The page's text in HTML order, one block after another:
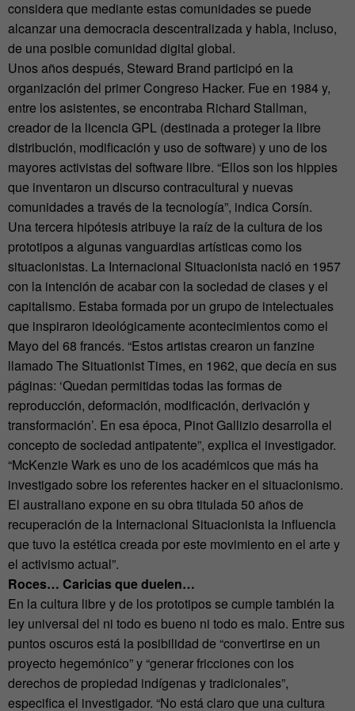
considera que mediante estas comunidades se puede
alcanzar una democracia descentralizada y habla, incluso,
de una posible comunidad digital global.
Unos años después, Steward Brand participó en la
organización del primer Congreso Hacker. Fue en 1984 y,
entre los asistentes, se encontraba Richard Stallman,
creador de la licencia GPL (destinada a proteger la libre
distribución, modificación y uso de software) y uno de los
mayores activistas del software libre. “Ellos son los hippies
que inventaron un discurso contracultural y nuevas
comunidades a través de la tecnología”, indica Corsín.
Una tercera hipótesis atribuye la raíz de la cultura de los
prototipos a algunas vanguardias artísticas como los
situacionistas. La Internacional Situacionista nació en 1957
con la intención de acabar con la sociedad de clases y el
capitalismo. Estaba formada por un grupo de intelectuales
que inspiraron ideológicamente acontecimientos como el
Mayo del 68 francés. “Estos artistas crearon un fanzine
llamado The Situationist Times, en 1962, que decía en sus
páginas: ‘Quedan permitidas todas las formas de
reproducción, deformación, modificación, derivación y
transformación’. En esa época, Pinot Gallizio desarrolla el
concepto de sociedad antipatente”, explica el investigador.
“McKenzie Wark es uno de los académicos que más ha
investigado sobre los referentes hacker en el situacionismo.
El australiano expone en su obra titulada 50 años de
recuperación de la Internacional Situacionista la influencia
que tuvo la estética creada por este movimiento en el arte y
el activismo actual”.
Roces… Caricias que duelen…
En la cultura libre y de los prototipos se cumple también la
ley universal del ni todo es bueno ni todo es malo. Entre sus
puntos oscuros está la posibilidad de “convertirse en un
proyecto hegemónico” y “generar fricciones con los
derechos de propiedad indígenas y tradicionales”,
especifica el investigador. “No está claro que una cultura